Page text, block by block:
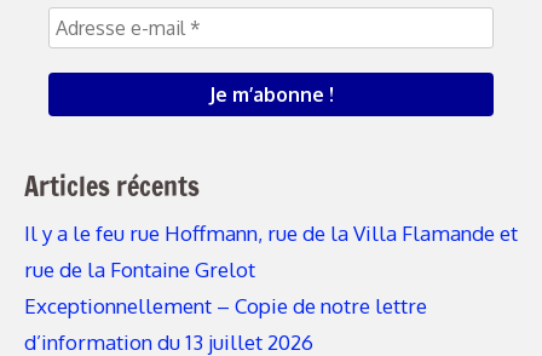
Articles récents
Il y a le feu rue Hoffmann, rue de la Villa Flamande et
rue de la Fontaine Grelot
Exceptionnellement – Copie de notre lettre
d’information du 13 juillet 2026